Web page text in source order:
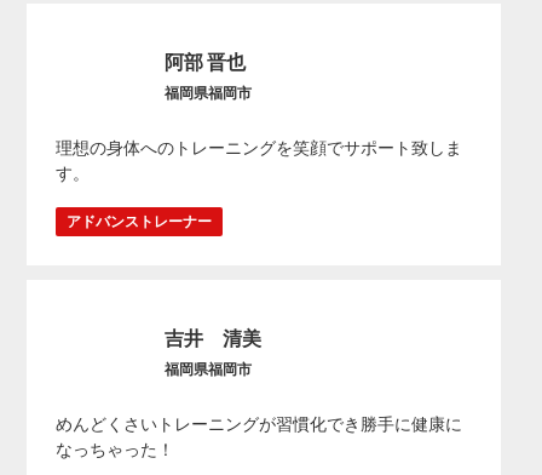
阿部 晋也
福岡県福岡市
理想の身体へのトレーニングを笑顔でサポート致しま
す。
アドバンストレーナー
吉井 清美
福岡県福岡市
めんどくさいトレーニングが習慣化でき勝手に健康に
なっちゃった！